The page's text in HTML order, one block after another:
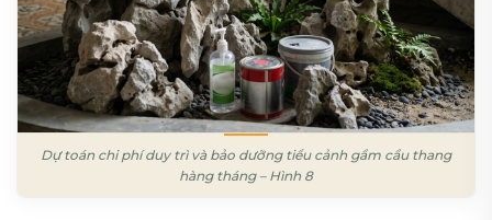
Dự toán chi phí duy trì và bảo dưỡng tiểu cảnh gầm cầu thang
hàng tháng – Hình 8